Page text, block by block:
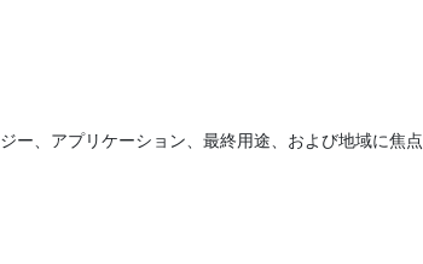
ー、アプリケーション、最終用途、および地域に焦点